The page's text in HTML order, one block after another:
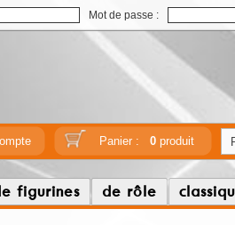
Mot de passe :
Panier : 0produit
figurines de rôle